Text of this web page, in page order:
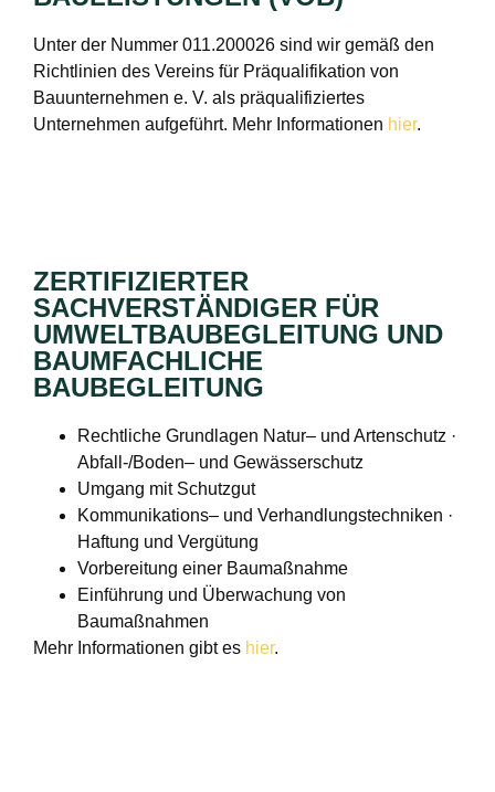
Unter der Nummer 011.200026 sind wir gemäß den
Richtlinien des Vereins für Präqualifikation von
Bauunternehmen e. V. als präqualifiziertes
Unternehmen aufgeführt. Mehr Informationen hier.
ZERTIFIZIERTER
SACHVERSTÄNDIGER FÜR
UMWELTBAUBEGLEITUNG UND
BAUMFACHLICHE
BAUBEGLEITUNG
Rechtliche Grundlagen Natur– und Artenschutz ·
Abfall-/Boden– und Gewässerschutz
Umgang mit Schutzgut
Kommunikations– und Verhandlungstechniken ·
Haftung und Vergütung
Vorbereitung einer Baumaßnahme
Einführung und Überwachung von
Baumaßnahmen
Mehr Informationen gibt es hier.